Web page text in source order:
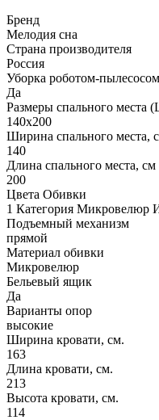
Бренд
Мелодия сна
Страна производителя
Россия
Уборка роботом-пылесосом
Да
Размеры спального места
140х200
Ширина спального места,
140
Длина спального места, см
200
Цвета Обивки
1 Категория Микровелюр
Подъемный механизм
прямой
Материал обивки
Микровелюр
Бельевый ящик
Да
Варианты опор
высокие
Ширина кровати, см.
163
Длина кровати, см.
213
Высота кровати, см.
114